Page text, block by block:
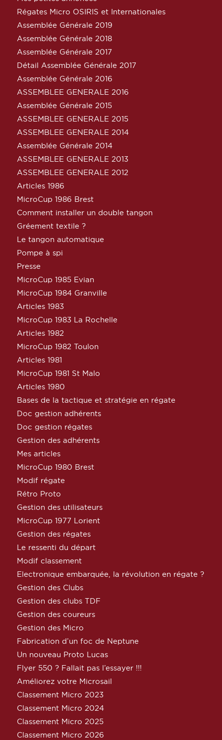
Régates Micro OSIRIS et Internationales
Assemblée Générale 2019
Assemblée Générale 2018
Assemblée Générale 2017
Détail Assemblée Générale 2017
Assemblée Générale 2016
ASSEMBLEE GENERALE 2016
Assemblée Générale 2015
ASSEMBLEE GENERALE 2015
ASSEMBLEE GENERALE 2014
Assemblée Générale 2014
ASSEMBLEE GENERALE 2013
ASSEMBLEE GENERALE 2012
Articles 1986
MicroCup 1986 Brest
Comment installer un double tangon
Gréement textile ?
Le tangon automatique
Pompe à spi
Presse
MicroCup 1985 Evian
MicroCup 1984 Granville
Articles 1983
MicroCup 1983 La Rochelle
Articles 1982
MicroCup 1982 Toulon
Articles 1981
MicroCup 1981 St Malo
Articles 1980
Bases de la tactique et stratégie en régate
Doc gestion adhérents
Doc gestion régates
Gestion des adhérents
Mes articles
MicroCup 1980 Brest
Modif régate
Rétro Proto
Gestion des utilisateurs
MicroCup 1977 Lorient
Gestion des régates
Le ressenti du départ
Modif classement
Electronique embarquée, la révolution en régate ?
Gestion des Clubs
Gestion des clubs TDF
Gestion des coureurs
Gestion des Micro
Fabrication d’un foc de Neptune
Un nouveau Proto Lucas
Flyer 550 ? Fallait pas l’essayer !!!
Améliorez votre Microsail
Classement Micro 2023
Classement Micro 2024
Classement Micro 2025
Classement Micro 2026